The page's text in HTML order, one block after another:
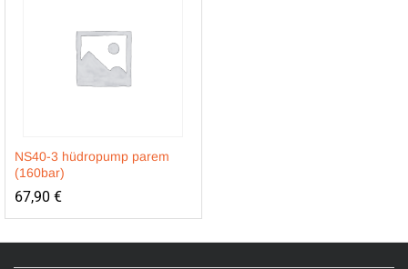
NS40-3 hüdropump parem
(160bar)
67,90 €